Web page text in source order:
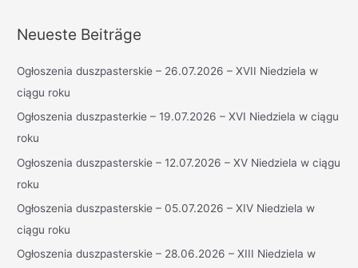
h
n
n
a
c
h
Neueste Beiträge
Ogłoszenia duszpasterskie – 26.07.2026 – XVII Niedziela w
ciągu roku
Ogłoszenia duszpasterkie – 19.07.2026 – XVI Niedziela w ciągu
roku
Ogłoszenia duszpasterskie – 12.07.2026 – XV Niedziela w ciągu
roku
Ogłoszenia duszpasterskie – 05.07.2026 – XIV Niedziela w
ciągu roku
Ogłoszenia duszpasterskie – 28.06.2026 – XIII Niedziela w